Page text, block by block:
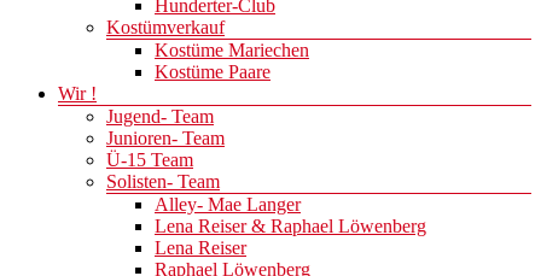
Hunderter-Club
Kostümverkauf
Kostüme Mariechen
Kostüme Paare
Wir !
Jugend- Team
Junioren- Team
Ü-15 Team
Solisten- Team
Alley- Mae Langer
Lena Reiser & Raphael Löwenberg
Lena Reiser
Raphael Löwenberg